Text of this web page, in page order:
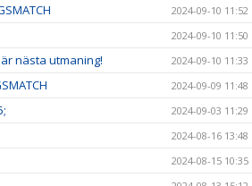
2024-09-10 11:52
2024-09-10 11:50
nästa utmaning! 2024-09-10 11:33
2024-09-09 11:48
2024-09-03 11:29
2024-08-16 13:48
2024-08-15 10:35